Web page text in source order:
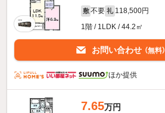
敷 不要 礼 118,500円
1階 / 1LDK / 44.2㎡
お問い合わせ （無料）
ほか提供
7.65万円